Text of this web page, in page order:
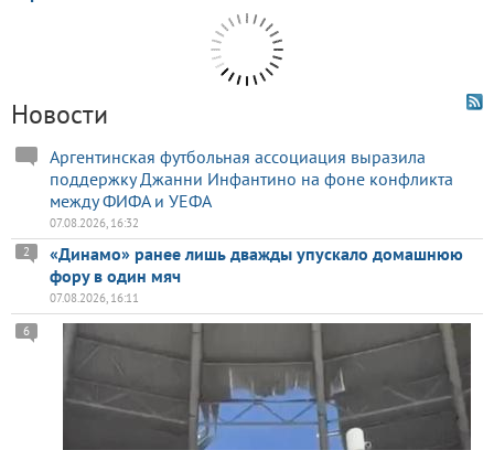
Новости
Аргентинская футбольная ассоциация выразила
поддержку Джанни Инфантино на фоне конфликта
между ФИФА и УЕФА
07.08.2026, 16:32
«Динамо» ранее лишь дважды упускало домашнюю
фору в один мяч
2
07.08.2026, 16:11
6